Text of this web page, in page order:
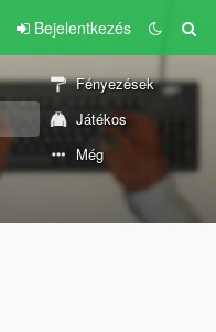
Bejelentkezés
Fényezések
Játékos
Még